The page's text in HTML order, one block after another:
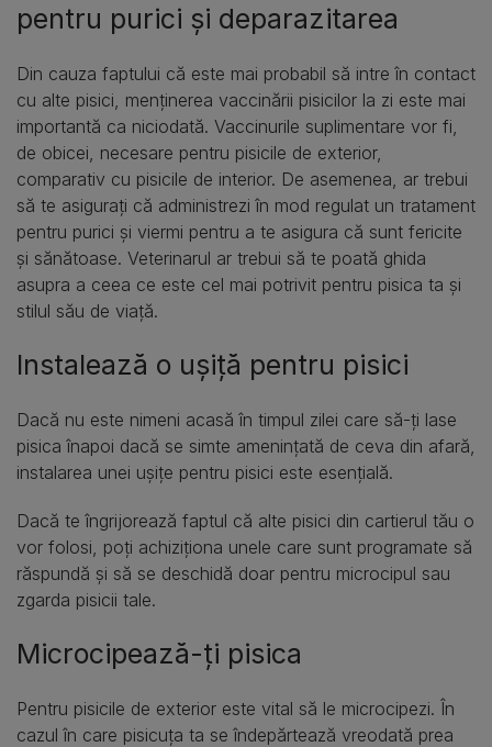
pentru purici și deparazitarea
Din cauza faptului că este mai probabil să intre în contact
cu alte pisici, menținerea vaccinării pisicilor la zi este mai
importantă ca niciodată. Vaccinurile suplimentare vor fi,
de obicei, necesare pentru pisicile de exterior,
comparativ cu pisicile de interior. De asemenea, ar trebui
să te asigurați că administrezi în mod regulat un tratament
pentru purici și viermi pentru a te asigura că sunt fericite
și sănătoase. Veterinarul ar trebui să te poată ghida
asupra a ceea ce este cel mai potrivit pentru pisica ta și
stilul său de viață.
Instalează o ușiță pentru pisici
Dacă nu este nimeni acasă în timpul zilei care să-ți lase
pisica înapoi dacă se simte amenințată de ceva din afară,
instalarea unei ușițe pentru pisici este esențială.
Dacă te îngrijorează faptul că alte pisici din cartierul tău o
vor folosi, poți achiziționa unele care sunt programate să
răspundă și să se deschidă doar pentru microcipul sau
zgarda pisicii tale.
Microcipează-ți pisica
Pentru pisicile de exterior este vital să le microcipezi. În
cazul în care pisicuța ta se îndepărtează vreodată prea